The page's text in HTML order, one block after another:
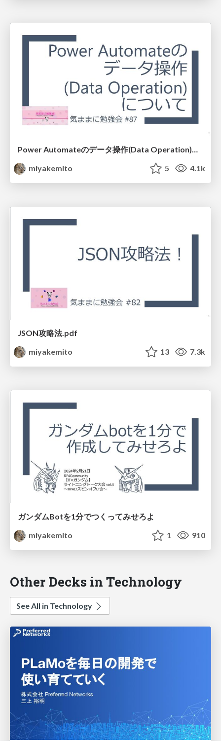
miyakemito
5 4.1k
JSON攻略法.pdf
miyakemito
13 7.3k
ガンダムBotを1分でつくってみせろよ
miyakemito
1 910
Other Decks in Technology
See All in Technology